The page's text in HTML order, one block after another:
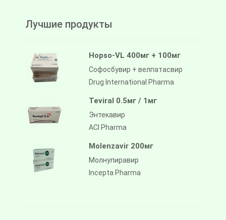
Лучшие продукты
Hopso-VL 400мг + 100мг
Софосбувир + велпатасвир
Drug International Pharma
Teviral 0.5мг / 1мг
Энтекавир
ACI Pharma
Molenzavir 200мг
Молнупиравир
Incepta Pharma